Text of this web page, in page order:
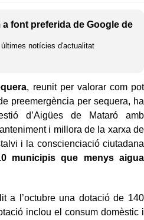
a font preferida de Google de
notícies d'actualitat
, reunit per valorar com pot
preemergència per sequera, ha
d’Aigües de Mataró amb
i millora de la xarxa de
i la conscienciació ciutadana
municipis que menys aigua
a l’octubre una dotació de 140
inclou el consum domèstic i